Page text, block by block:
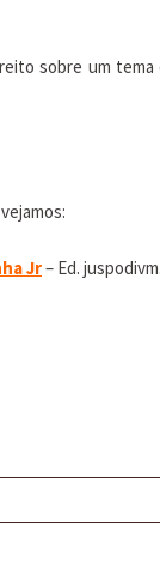
sobre um tema
Jr– Ed. juspodivm.